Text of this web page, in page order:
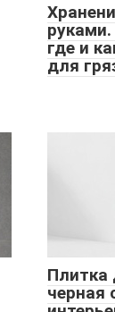
руками.
где и
для
Плитка
черная